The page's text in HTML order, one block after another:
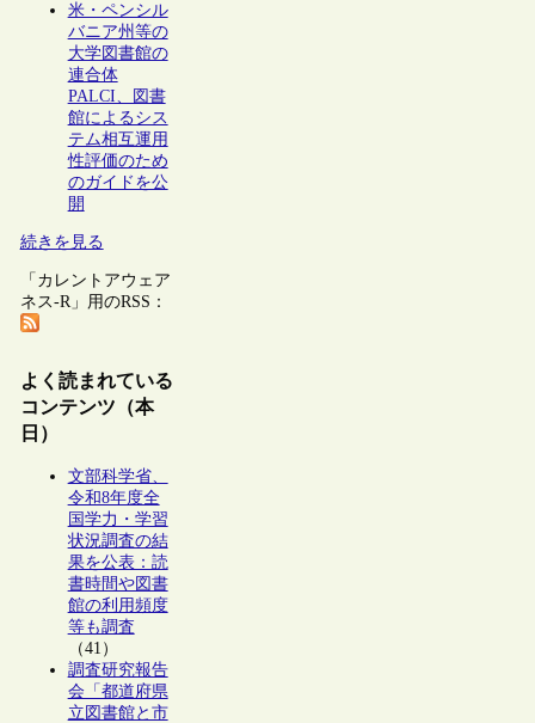
米・ペンシル
バニア州等の
大学図書館の
連合体
PALCI、図書
館によるシス
テム相互運用
性評価のため
のガイドを公
開
続きを見る
「カレントアウェア
ネス-R」用のRSS：
よく読まれている
コンテンツ（本
日）
文部科学省、
令和8年度全
国学力・学習
状況調査の結
果を公表：読
書時間や図書
館の利用頻度
等も調査
（41）
調査研究報告
会「都道府県
立図書館と市